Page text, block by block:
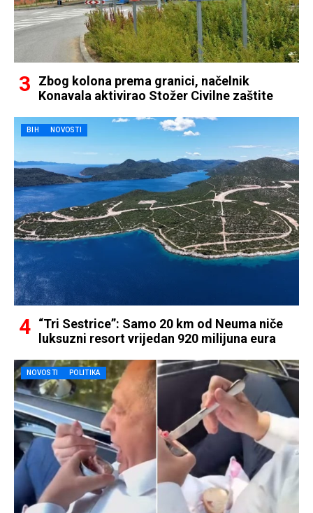
Zbog kolona prema granici, načelnik
Konavala aktivirao Stožer Civilne zaštite
BIH NOVOSTI
“Tri Sestrice”: Samo 20 km od Neuma niče
luksuzni resort vrijedan 920 milijuna eura
NOVOSTI POLITIKA